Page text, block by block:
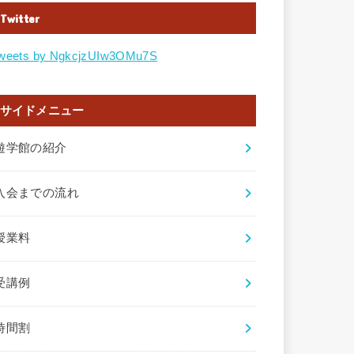
Twitter
by NgkcjzUIw3OMu7S
サイドメニュー
学館の紹介
会までの流れ
業料
講例
間割